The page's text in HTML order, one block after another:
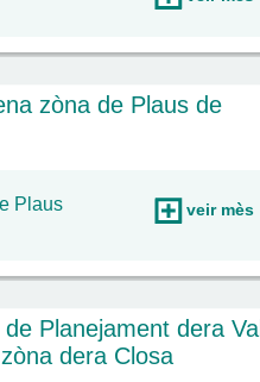
zòna de Plaus de
Plaus
veir mès
Planejament dera Val
dera Closa